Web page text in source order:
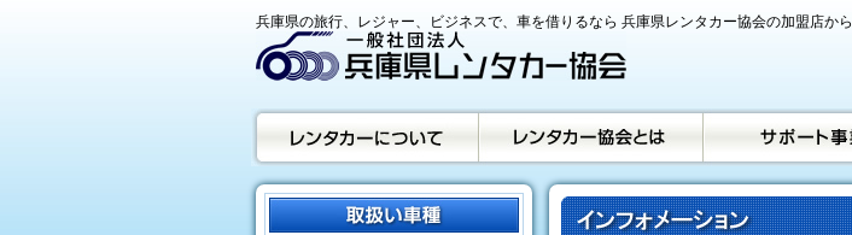
兵庫県の旅行、レジャー、ビジネスで、車を借りるなら 兵庫県レンタカー協会の加盟店から